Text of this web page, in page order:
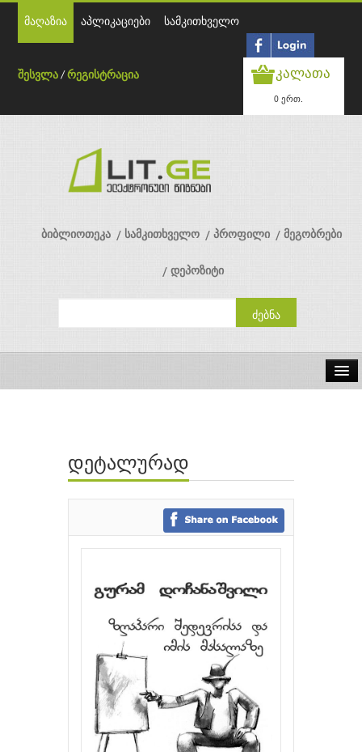
მაღაზია აპლიკაციები სამკითხველო
შესვლა /რეგისტრაცია კალათა
0 ერთ.
ბიბლიოთეკა სამკითხველო პროფილი მეგობრები
დეპოზიტი
ავტორები
გამომცემლობები
დეტალურად